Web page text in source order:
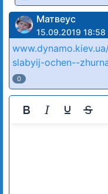
Матвеус
15.09.2019 18:58
slabyij-ochen--
0